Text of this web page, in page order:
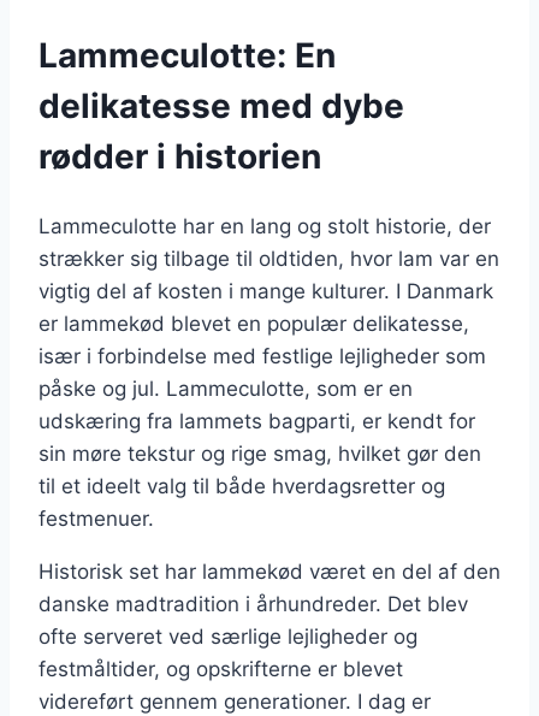
Lammeculotte: En
delikatesse med dybe
rødder i historien
Lammeculotte har en lang og stolt historie, der
strækker sig tilbage til oldtiden, hvor lam var en
vigtig del af kosten i mange kulturer. I Danmark
er lammekød blevet en populær delikatesse,
især i forbindelse med festlige lejligheder som
påske og jul. Lammeculotte, som er en
udskæring fra lammets bagparti, er kendt for
sin møre tekstur og rige smag, hvilket gør den
til et ideelt valg til både hverdagsretter og
festmenuer.
Historisk set har lammekød været en del af den
danske madtradition i århundreder. Det blev
ofte serveret ved særlige lejligheder og
festmåltider, og opskrifterne er blevet
videreført gennem generationer. I dag er